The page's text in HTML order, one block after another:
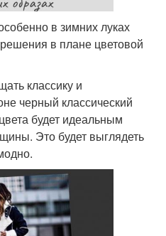
в зимних луках
в плане цветовой
классику и
черный классический
будет идеальным
Это будет выглядеть